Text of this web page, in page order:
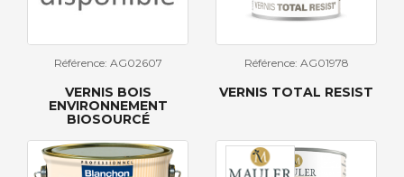
Référence: AG02607
VERNIS BOIS
ENVIRONNEMENT
BIOSOURCÉ
Référence: AG01978
VERNIS TOTAL RESIST